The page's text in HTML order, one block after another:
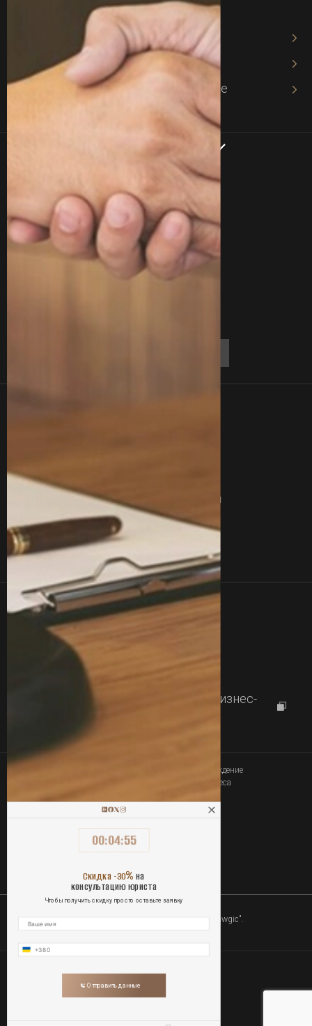
собственности
Адвокат по авторскому праву
Адвокат по хозяйственному праву
Адвокат в хозяйственном процессе
Вакансии Вопросы
Сертификаты Услуги
Команда Кейсы
Контакты
г.Харьков, проспект Науки 46, Бизнес-
Работаем с
+380 77 357 00 00
+380 63 357 00 00
Юридическое сопровождение
покупки-продажи бизнеса
ОПЛАТА УСЛУГ ОНЛАЙН
2010-2026 Юридическая компания "Lawgic".
Политика конфиденциальности
Публичная оферта
00:04:55
Скидка -30% на
консультацию юриста
Чтобы получить скидку просто оставьте заявку
Отправить данные